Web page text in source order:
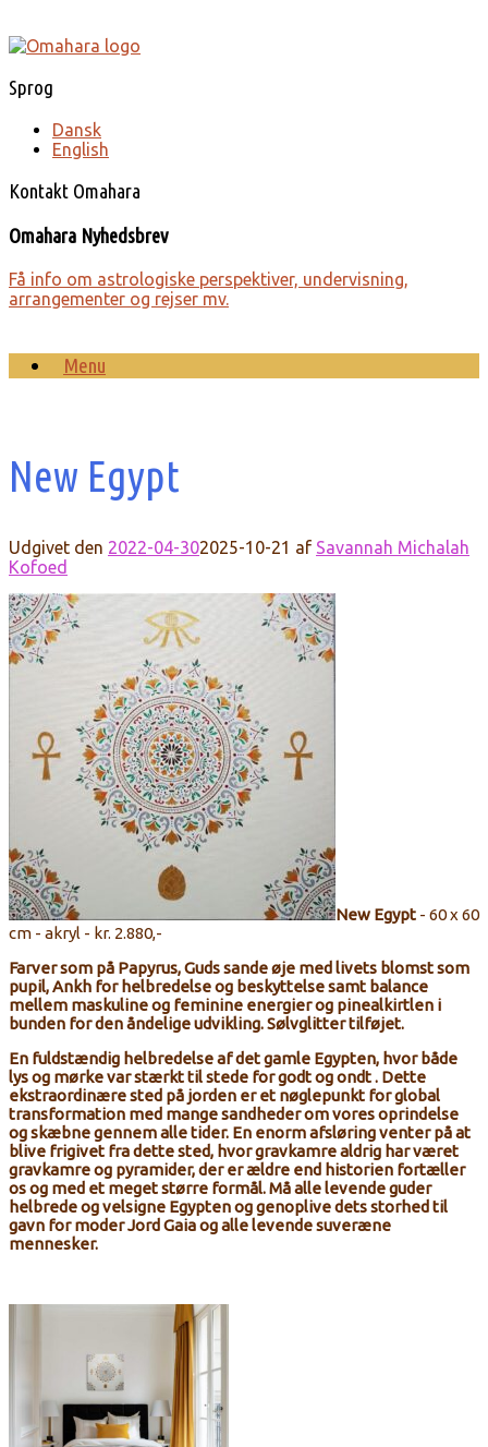
til
indhold
Sprog
Dansk
English
Kontakt Omahara
Omahara Nyhedsbrev
Få info om astro­lo­giske perspek­tiver, under­visning,
arrange­menter og rejser mv.
Menu
New Egypt
Udgivet den 2022-04-302025-10-21 af Savannah Michalah
Kofoed
New Egypt - 60 x 60
cm - akryl - kr. 2.880,-
Farver som på Papyrus, Guds sande øje med livets blomst som
pupil, Ankh for helbredelse og beskyttelse samt balance
mellem maskuline og feminine energier og pinealkirtlen i
bunden for den åndelige udvikling. Sølvglitter tilføjet.
En fuldstændig helbredelse af det gamle Egypten, hvor både
lys og mørke var stærkt til stede for godt og ondt . Dette
ekstraordinære sted på jorden er et nøglepunkt for global
transformation med mange sandheder om vores oprindelse
og skæbne gennem alle tider. En enorm afsløring venter på at
blive frigivet fra dette sted, hvor gravkamre aldrig har været
gravkamre og pyramider, der er ældre end historien fortæller
os og med et meget større formål. Må alle levende guder
helbrede og velsigne Egypten og genoplive dets storhed til
gavn for moder Jord Gaia og alle levende suveræne
mennesker.